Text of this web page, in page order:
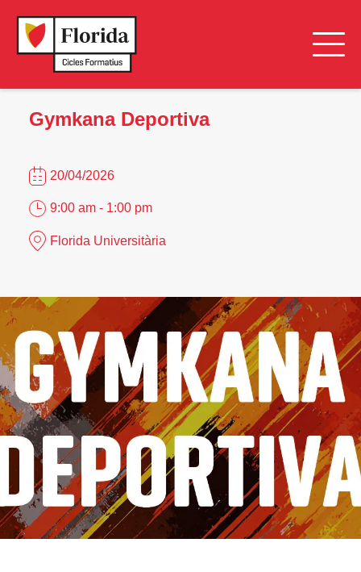
Gymkana Deportiva
20/04/2026
9:00 am - 1:00 pm
Florida Universitària